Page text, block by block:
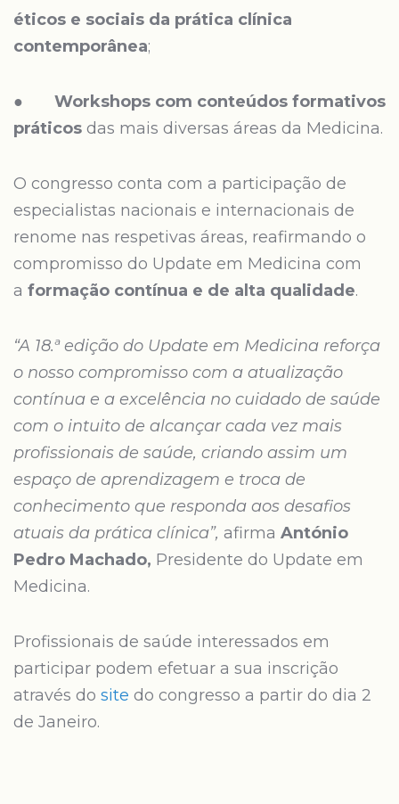
éticos e sociais da prática clínica
contemporânea;
● Workshops com conteúdos formativos
práticos das mais diversas áreas da Medicina.
O congresso conta com a participação de
especialistas nacionais e internacionais de
renome nas respetivas áreas, reafirmando o
compromisso do Update em Medicina com
a formação contínua e de alta qualidade.
“A 18.ª edição do Update em Medicina reforça
o nosso compromisso com a atualização
contínua e a excelência no cuidado de saúde
com o intuito de alcançar cada vez mais
profissionais de saúde, criando assim um
espaço de aprendizagem e troca de
conhecimento que responda aos desafios
atuais da prática clínica”, afirma António
Pedro Machado, Presidente do Update em
Medicina.
Profissionais de saúde interessados em
participar podem efetuar a sua inscrição
através do site do congresso a partir do dia 2
de Janeiro.